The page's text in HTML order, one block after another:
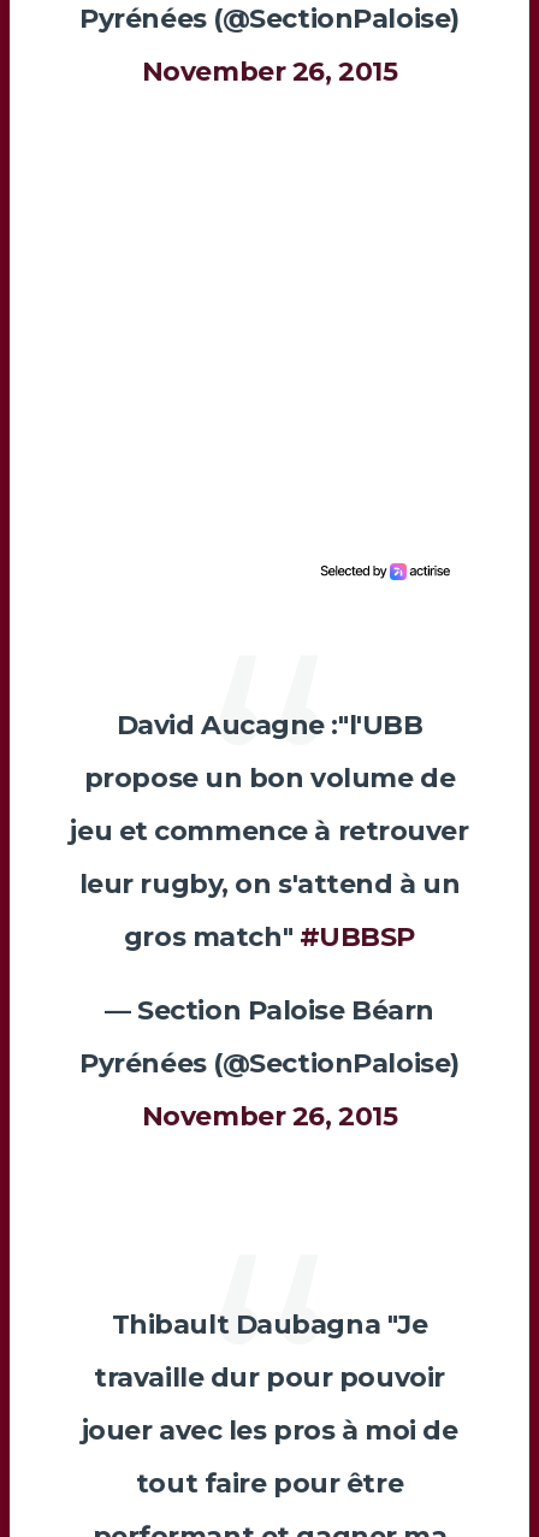
Pyrénées (@SectionPaloise)
November 26, 2015
David Aucagne :"l'UBB
propose un bon volume de
jeu et commence à retrouver
leur rugby, on s'attend à un
gros match" #UBBSP
— Section Paloise Béarn
Pyrénées (@SectionPaloise)
November 26, 2015
Thibault Daubagna "Je
travaille dur pour pouvoir
jouer avec les pros à moi de
tout faire pour être